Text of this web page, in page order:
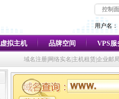
控制
用户名：
虚拟主机 品牌空间 VPS服
域名注册|网络实名|主机租赁|企业邮